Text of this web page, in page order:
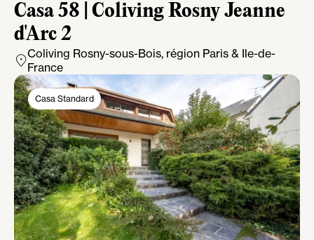
Casa 58 | Coliving Rosny Jeanne
d'Arc 2
Coliving Rosny-sous-Bois, région Paris & Ile-de-
France
Casa Standard